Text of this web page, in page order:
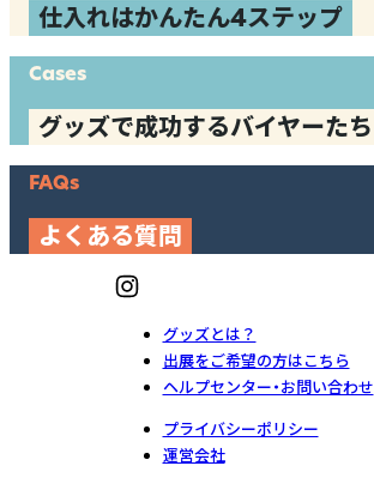
仕入れはかんたん4ステップ
Cases
グッズで成功するバイヤーたち
FAQs
よくある質問
グッズとは？
出展をご希望の方はこちら
ヘルプセンター・お問い合わせ
プライバシーポリシー
運営会社